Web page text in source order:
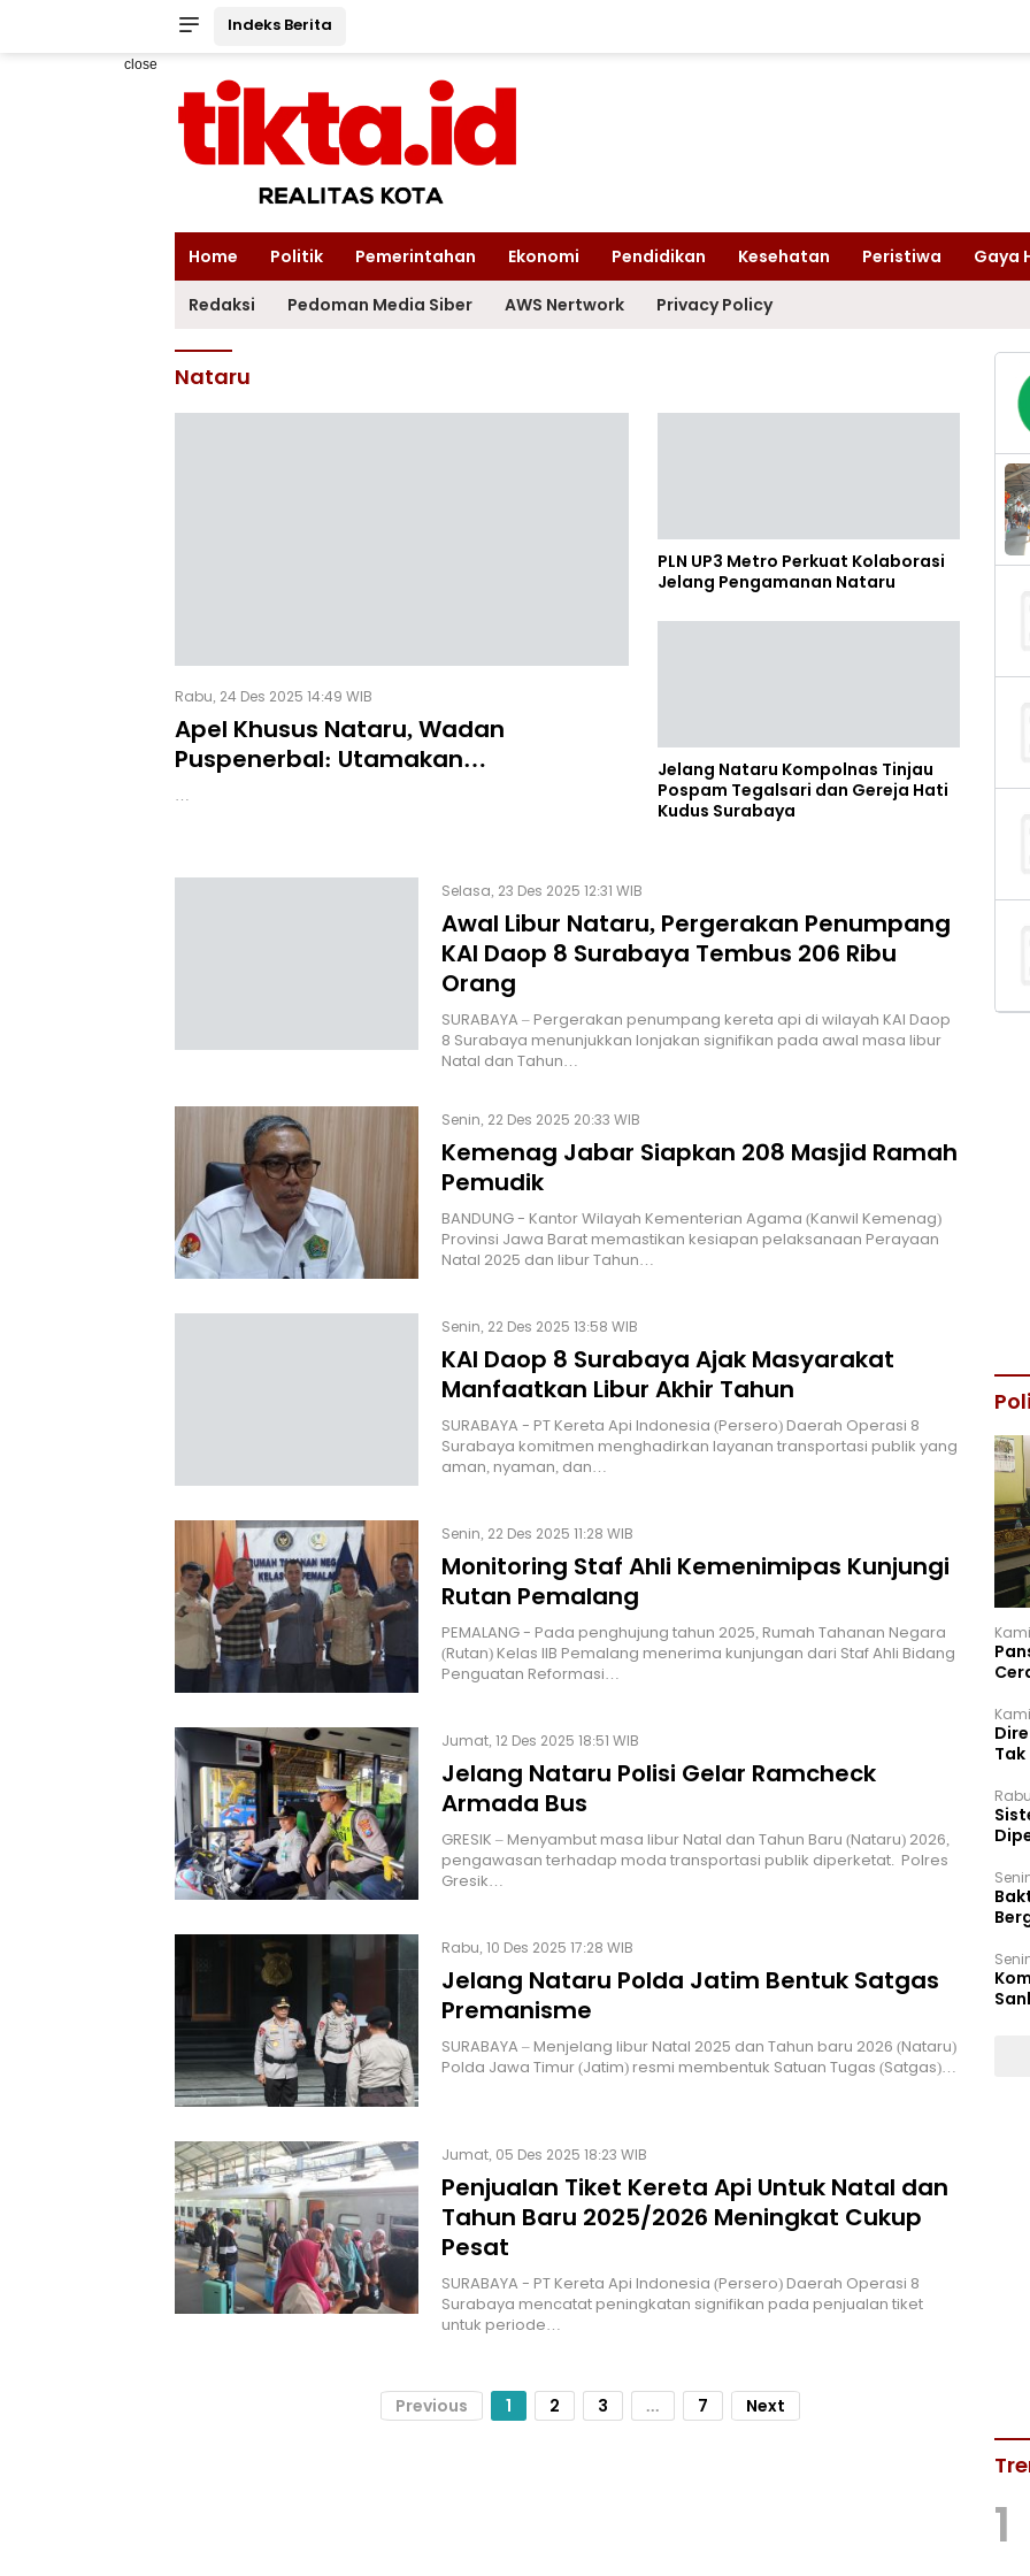
Indeks Berita
close
Home Politik Pemerintahan Ekonomi Pendidikan Kesehatan Peristiwa Gaya
Redaksi Pedoman Media Siber AWS Nertwork Privacy Policy
Nataru
Rabu, 24 Des 2025 14:49 WIB
Apel Khusus Nataru, Wadan
Puspenerbal: Utamakan
…
PLN UP3 Metro Perkuat Kolaborasi
Jelang Pengamanan Nataru
Jelang Nataru Kompolnas Tinjau
Pospam Tegalsari dan Gereja Hati
Kudus Surabaya
Selasa, 23 Des 2025 12:31 WIB
Awal Libur Nataru, Pergerakan Penumpang
KAI Daop 8 Surabaya Tembus 206 Ribu
Orang
SURABAYA – Pergerakan penumpang kereta api di wilayah KAI Daop
8 Surabaya menunjukkan lonjakan signifikan pada awal masa libur
Natal dan Tahun…
Senin, 22 Des 2025 20:33 WIB
Kemenag Jabar Siapkan 208 Masjid Ramah
Pemudik
BANDUNG - Kantor Wilayah Kementerian Agama (Kanwil Kemenag)
Provinsi Jawa Barat memastikan kesiapan pelaksanaan Perayaan
Natal 2025 dan libur Tahun…
Senin, 22 Des 2025 13:58 WIB
KAI Daop 8 Surabaya Ajak Masyarakat
Manfaatkan Libur Akhir Tahun
SURABAYA - PT Kereta Api Indonesia (Persero) Daerah Operasi 8
Surabaya komitmen menghadirkan layanan transportasi publik yang
aman, nyaman, dan…
Senin, 22 Des 2025 11:28 WIB
Monitoring Staf Ahli Kemenimipas Kunjungi
Rutan Pemalang
PEMALANG - Pada penghujung tahun 2025, Rumah Tahanan Negara
(Rutan) Kelas IIB Pemalang menerima kunjungan dari Staf Ahli Bidang
Penguatan Reformasi…
Jumat, 12 Des 2025 18:51 WIB
Jelang Nataru Polisi Gelar Ramcheck
Armada Bus
GRESIK – Menyambut masa libur Natal dan Tahun Baru (Nataru) 2026,
pengawasan terhadap moda transportasi publik diperketat. Polres
Gresik…
Rabu, 10 Des 2025 17:28 WIB
Jelang Nataru Polda Jatim Bentuk Satgas
Premanisme
SURABAYA – Menjelang libur Natal 2025 dan Tahun baru 2026 (Nataru)
Polda Jawa Timur (Jatim) resmi membentuk Satuan Tugas (Satgas)…
Jumat, 05 Des 2025 18:23 WIB
Penjualan Tiket Kereta Api Untuk Natal dan
Tahun Baru 2025/2026 Meningkat Cukup
Pesat
SURABAYA - PT Kereta Api Indonesia (Persero) Daerah Operasi 8
Surabaya mencatat peningkatan signifikan pada penjualan tiket
untuk periode…
Previous 1 2 3 ... 7 Next
1